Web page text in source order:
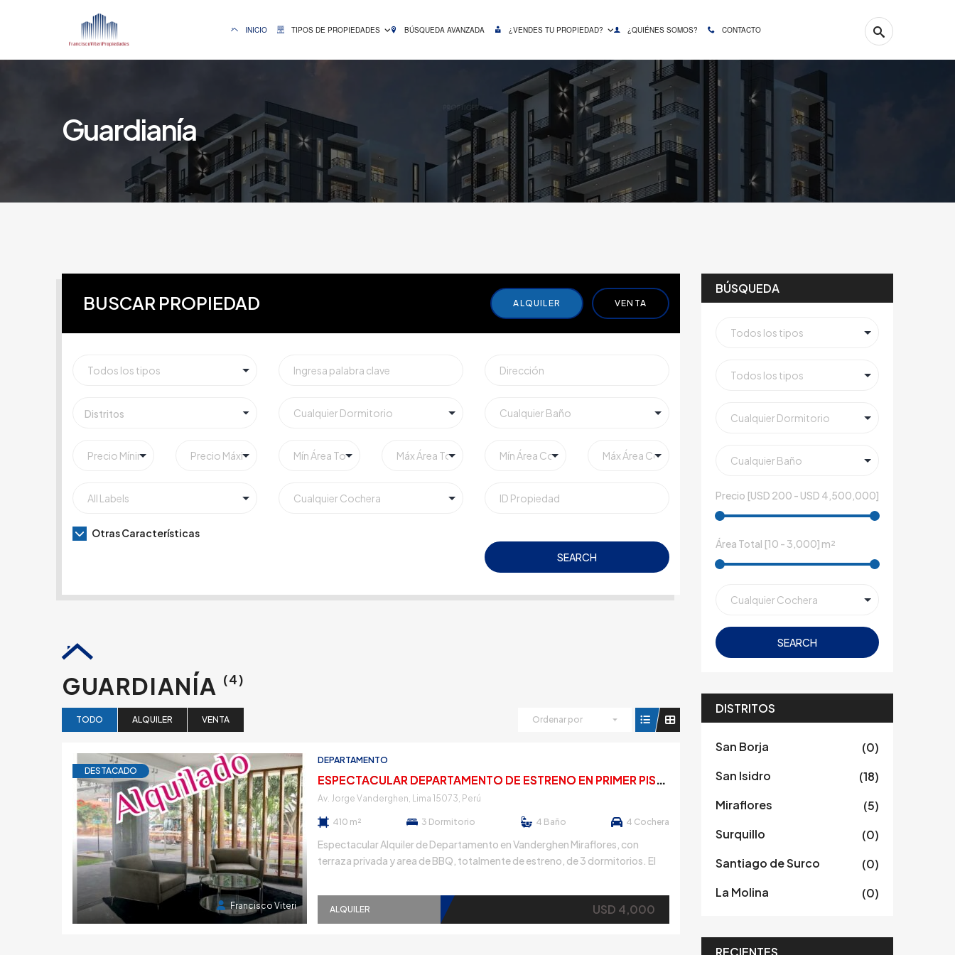
INICIO TIPOS DE PROPIEDADES BÚSQUEDA AVANZADA ¿VENDES TU PROPIEDAD? ¿QUIÉNES SOMOS? CONTACTO
Guardianía
BUSCAR PROPIEDAD ALQUILER VENTA
Distritos
Otras Características
SEARCH
GUARDIANÍA (4)
TODO ALQUILER VENTA Ordenar por
DESTACADO
Francisco Viteri
6 años atrás
DEPARTAMENTO
E
SPECTACULAR DEPARTAMENTO DE ESTRENO EN PRIMER PISO CON TERRAZA Y JARDÍN
Av. Jorge Vanderghen, Lima 15073, Perú
410 m² 3 Dormitorio 4 Baño 4 Cochera
Espectacular Alquiler de Departamento en Vanderghen Miraflores, con
terraza privada y area de BBQ, totalmente de estreno, de 3 dormitorios. El
comedor de diario, lavandería, cuarto y baño de servicio, baño de vistas,
ascensor directo al departamento. Además, cuenta con una amplia sala de
estar que […]
ALQUILER USD 4,000
BÚSQUEDA
Precio [USD 200 - USD 4,500,000]
Área Total [10 - 3,000] m²
SEARCH
DISTRITOS
San Borja
(0)
San Isidro
(18)
Miraflores
(5)
Surquillo
(0)
Santiago de Surco
(0)
La Molina
(0)
RECIENTES